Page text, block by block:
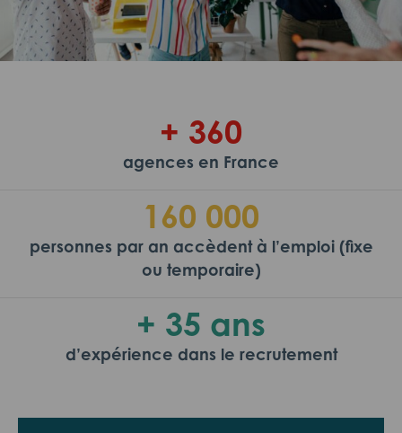
+ 360
agences en France
160 000
personnes par an accèdent à l’emploi (fixe
ou temporaire)
+ 35 ans
d’expérience dans le recrutement